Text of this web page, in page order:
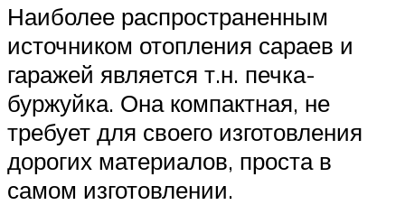
Наиболее распространенным
источником отопления сараев и
гаражей является т.н. печка-
буржуйка. Она компактная, не
требует для своего изготовления
дорогих материалов, проста в
самом изготовлении.